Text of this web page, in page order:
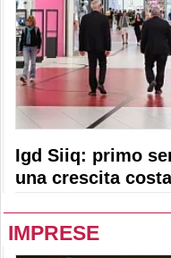
Igd Siiq: primo
una crescita
IMPRESE